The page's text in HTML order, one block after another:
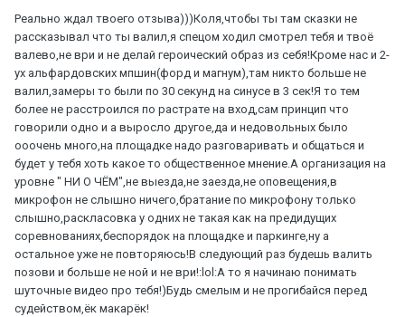
Реально ждал твоего отзыва)))Коля,чтобы ты там сказки не
рассказывал что ты валил,я спецом ходил смотрел тебя и твоё
валево,не ври и не делай героический образ из себя!Кроме нас и 2-
ух альфардовских мпшин(форд и магнум),там никто больше не
валил,замеры то были по 30 секунд на синусе в 3 сек!Я то тем
более не расстроился по растрате на вход,сам принцип что
говорили одно и а выросло другое,да и недовольных было
ооочень много,на площадке надо разговаривать и общаться и
будет у тебя хоть какое то общественное мнение.А организация на
уровне " НИ О ЧЁМ",не выезда,не заезда,не оповещения,в
микрофон не слышно ничего,братание по микрофону только
слышно,раскласовка у одних не такая как на предидущих
соревнованиях,беспорядок на площадке и паркинге,ну а
остальное уже не повторяюсь!В следующий раз будешь валить
позови и больше не ной и не ври!:lol:А то я начинаю понимать
шуточные видео про тебя!)Будь смелым и не прогибайся перед
судейством,ёк макарёк!